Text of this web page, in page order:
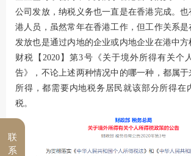
公司发放，纳税义务也一直是在香港完成。
港人员，虽然常年在香港工作，但工作关系
发放也是通过内地的企业或内地企业在港中
财税【2020】第3号《关于境外所得有关个
告》，不论上述两种情况中的哪一种，都属
所得，都需要内地税务居民就该部分所得在
税。
联
系